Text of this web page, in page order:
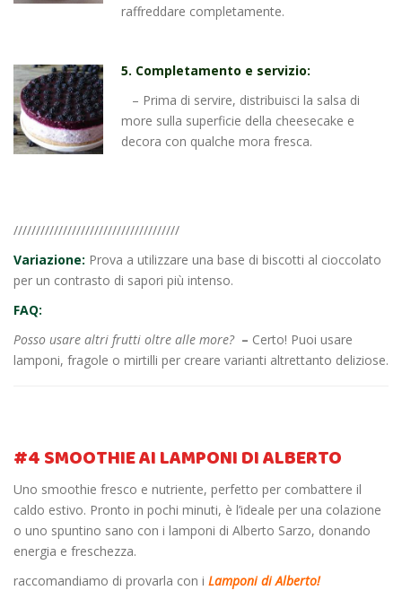
raffreddare completamente.
5. Completamento e servizio:
– Prima di servire, distribuisci la salsa di
more sulla superficie della cheesecake e
decora con qualche mora fresca.
/////////////////////////////////////
Variazione: Prova a utilizzare una base di biscotti al cioccolato
per un contrasto di sapori più intenso.
FAQ:
Posso usare altri frutti oltre alle more? – Certo! Puoi usare
lamponi, fragole o mirtilli per creare varianti altrettanto deliziose.
#4 SMOOTHIE AI LAMPONI DI ALBERTO
Uno smoothie fresco e nutriente, perfetto per combattere il
caldo estivo. Pronto in pochi minuti, è l’ideale per una colazione
o uno spuntino sano con i lamponi di Alberto Sarzo, donando
energia e freschezza.
raccomandiamo di provarla con i Lamponi di Alberto!